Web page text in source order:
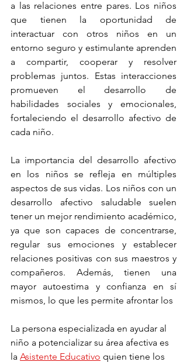
a las relaciones entre pares. Los niños
que tienen la oportunidad de
interactuar con otros niños en un
entorno seguro y estimulante aprenden
a compartir, cooperar y resolver
problemas juntos. Estas interacciones
promueven el desarrollo de
habilidades sociales y emocionales,
fortaleciendo el desarrollo afectivo de
cada niño.
La importancia del desarrollo afectivo
en los niños se refleja en múltiples
aspectos de sus vidas. Los niños con un
desarrollo afectivo saludable suelen
tener un mejor rendimiento académico,
ya que son capaces de concentrarse,
regular sus emociones y establecer
relaciones positivas con sus maestros y
compañeros. Además, tienen una
mayor autoestima y confianza en sí
mismos, lo que les permite afrontar los
La persona especializada en ayudar al
niño a potencializar su área afectiva es
la Asistente Educativo quien tiene los